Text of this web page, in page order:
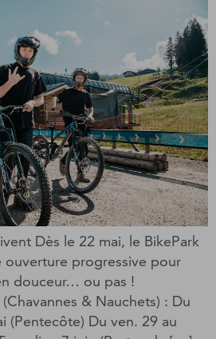
Dès le 22 mai, le BikePark
ouverture progressive pour
douceur… ou pas !
& Nauchets) : Du
(Pentecôte) Du ven. 29 au